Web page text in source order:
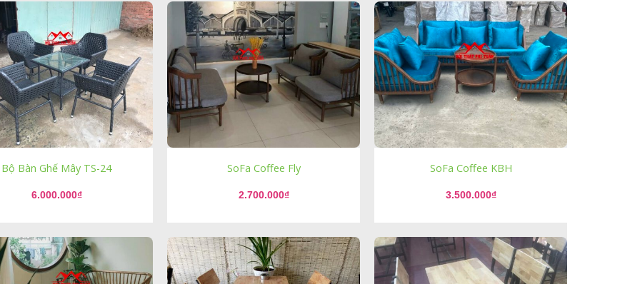
Bộ Bàn Ghế Mây TS-24
6.000.000₫
SoFa Coffee Fly
2.700.000₫
SoFa Coffee KBH
3.500.000₫